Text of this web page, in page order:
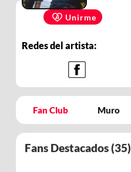
Unirme
Redes del artista:
Fan Club Muro
Fans Destacados (35)